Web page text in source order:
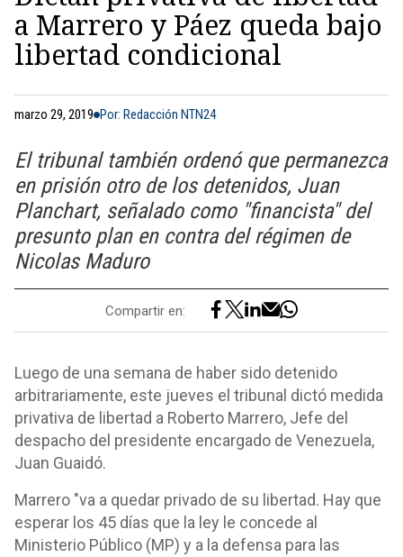
a Marrero y Páez queda bajo
libertad condicional
marzo 29, 2019 Por: Redacción NTN24
El tribunal también ordenó que permanezca
en prisión otro de los detenidos, Juan
Planchart, señalado como "financista" del
presunto plan en contra del régimen de
Nicolas Maduro
Compartir en:
Luego de una semana de haber sido detenido
arbitrariamente, este jueves el tribunal dictó medida
privativa de libertad a Roberto Marrero, Jefe del
despacho del presidente encargado de Venezuela,
Juan Guaidó.
Marrero "va a quedar privado de su libertad. Hay que
esperar los 45 días que la ley le concede al
Ministerio Público (MP) y a la defensa para las